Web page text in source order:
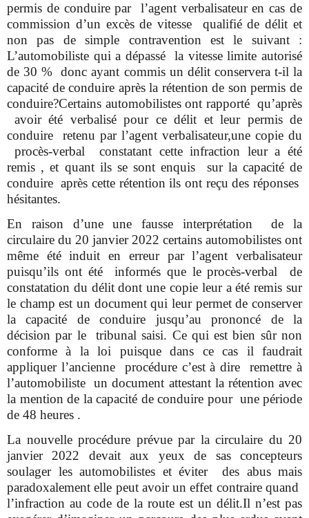
permis de conduire par l’agent verbalisateur en cas de
commission d’un excès de vitesse qualifié de délit et
non pas de simple contravention est le suivant :
L’automobiliste qui a dépassé la vitesse limite autorisé
de 30 % donc ayant commis un délit conservera t-il la
capacité de conduire après la rétention de son permis de
conduire?Certains automobilistes ont rapporté qu’après
avoir été verbalisé pour ce délit et leur permis de
conduire retenu par l’agent verbalisateur,une copie du
procès-verbal constatant cette infraction leur a été
remis , et quant ils se sont enquis sur la capacité de
conduire après cette rétention ils ont reçu des réponses
hésitantes.
En raison d’une une fausse interprétation de la
circulaire du 20 janvier 2022 certains automobilistes ont
même été induit en erreur par l’agent verbalisateur
puisqu’ils ont été informés que le procès-verbal de
constatation du délit dont une copie leur a été remis sur
le champ est un document qui leur permet de conserver
la capacité de conduire jusqu’au prononcé de la
décision par le tribunal saisi. Ce qui est bien sûr non
conforme à la loi puisque dans ce cas il faudrait
appliquer l’ancienne procédure c’est à dire remettre à
l’automobiliste un document attestant la rétention avec
la mention de la capacité de conduire pour une période
de 48 heures .
La nouvelle procédure prévue par la circulaire du 20
janvier 2022 devait aux yeux de sas concepteurs
soulager les automobilistes et éviter des abus mais
paradoxalement elle peut avoir un effet contraire quand
l’infraction au code de la route est un délit.Il n’est pas